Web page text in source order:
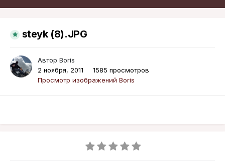
steyk (8).JPG
Автор Boris
2 ноября, 2011
1585 просмотров
Просмотр изображений Boris